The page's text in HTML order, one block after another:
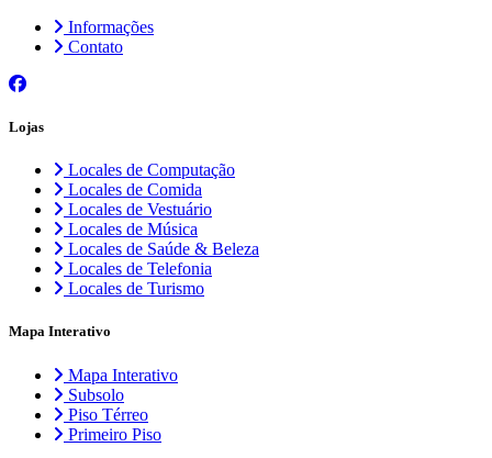
Informações
Contato
Lojas
Locales de Computação
Locales de Comida
Locales de Vestuário
Locales de Música
Locales de Saúde & Beleza
Locales de Telefonia
Locales de Turismo
Mapa Interativo
Mapa Interativo
Subsolo
Piso Térreo
Primeiro Piso